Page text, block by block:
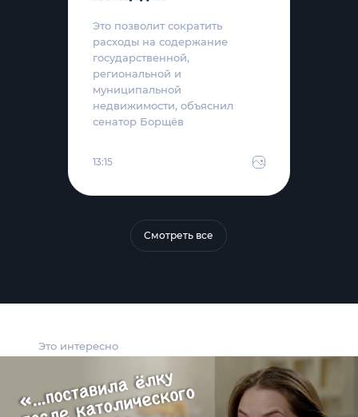
Это интересно
Это позволит сократить
расходы на содержание
государственной,
региональной и
муниципальной
недвижимости, объяснил
сенатор Борщёв
13:15
Смотреть все